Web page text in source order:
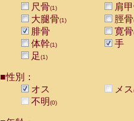
尺骨(1) 肩
大腿骨(1) 脛骨
腓骨 寛骨
体幹(1)
手
足(1)
■性別：
オス
メス
不明(0)